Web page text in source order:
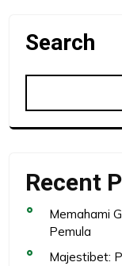
Search
Recent
Memahami
Pemula
Majestibet: